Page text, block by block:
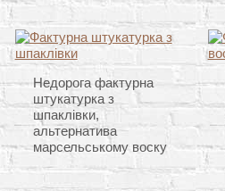
Недорога фактурна
штукатурка з
шпаклівки,
альтернатива
марсельському воску